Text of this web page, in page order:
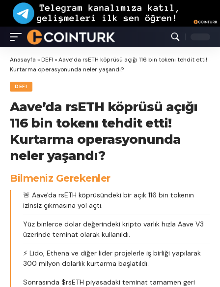
Anasayfa »DEFI »Aave’da rsETH köprüsü açığı 116 bin tokenı tehdit etti!
Kurtarma operasyonunda neler yaşandı?
DEFI
Aave’da rsETH köprüsü açığı
116 bin tokenı tehdit etti!
Kurtarma operasyonunda
neler yaşandı?
Bilmeniz Gerekenler
🚨 Aave'da rsETH köprüsündeki bir açık 116 bin tokenın
izinsiz çıkmasına yol açtı.
Yüz binlerce dolar değerindeki kripto varlık hızla Aave V3
üzerinde teminat olarak kullanıldı.
⚡ Lido, Ethena ve diğer lider projelerle iş birliği yapılarak
300 milyon dolarlık kurtarma başlatıldı.
Sonrasında $rsETH piyasadaki teminat tamamen geri